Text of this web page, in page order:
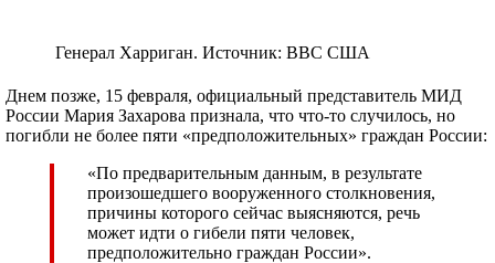
Генерал Харриган. Источник: ВВС США
Днем позже, 15 февраля, официальный представитель МИД
России Мария Захарова признала, что что-то случилось, но
погибли не более пяти «предположительных» граждан России:
«По предварительным данным, в результате
произошедшего вооруженного столкновения,
причины которого сейчас выясняются, речь
может идти о гибели пяти человек,
предположительно граждан России».